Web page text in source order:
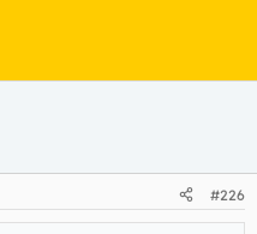
#226